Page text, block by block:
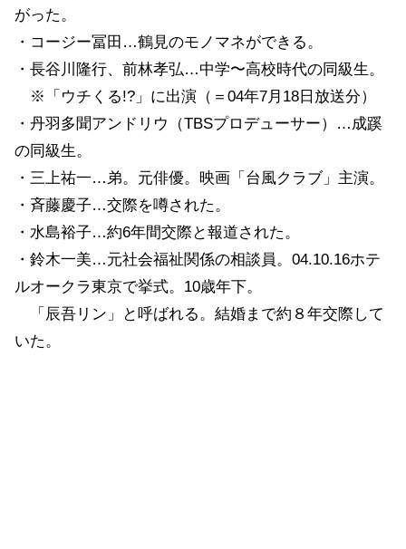
がった。
・コージー冨田…鶴見のモノマネができる。
・長谷川隆行、前林孝弘…中学〜高校時代の同級生。
※「ウチくる!?」に出演（＝04年7月18日放送分）
・丹羽多聞アンドリウ（TBSプロデューサー）…成蹊
の同級生。
・三上祐一…弟。元俳優。映画「台風クラブ」主演。
・斉藤慶子…交際を噂された。
・水島裕子…約6年間交際と報道された。
・鈴木一美…元社会福祉関係の相談員。04.10.16ホテ
ルオークラ東京で挙式。10歳年下。
「辰吾リン」と呼ばれる。結婚まで約８年交際して
いた。